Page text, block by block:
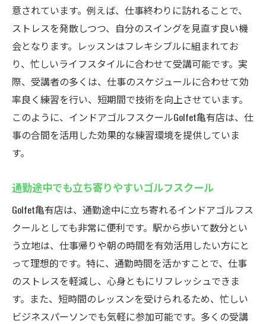
意されています。例えば、仕事終わりに訪れることで、
ストレスを発散しつつ、自分のスイングを見直す良い機
会となります。レッスンはフレキシブルに組まれてお
り、忙しいライフスタイルに合わせて受講可能です。実
際、受講者の多くは、仕事のスケジュールに合わせて効
率良く練習を行い、短期間で技術を向上させています。
このように、インドアゴルフスクールGolfet亀有店は、仕
事の合間を活用した効果的な練習環境を提供していま
す。
通勤途中でも立ち寄りやすいゴルフスクール
Golfet亀有店は、通勤途中に立ち寄れるインドアゴルフス
クールとしても非常に便利です。駅から歩いて数分とい
う立地は、仕事帰りや朝の時間を有効活用したい方にと
って理想的です。特に、通勤時間を活かすことで、仕事
のストレスを軽減し、心身ともにリフレッシュできま
す。また、短時間のレッスンを受けられるため、忙しい
ビジネスパーソンでも気軽に参加可能です。多くの受講